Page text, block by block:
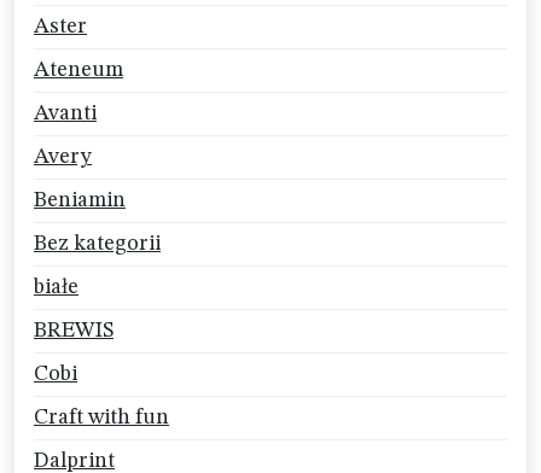
Aster
Ateneum
Avanti
Avery
Beniamin
Bez kategorii
białe
BREWIS
Cobi
Craft with fun
Dalprint